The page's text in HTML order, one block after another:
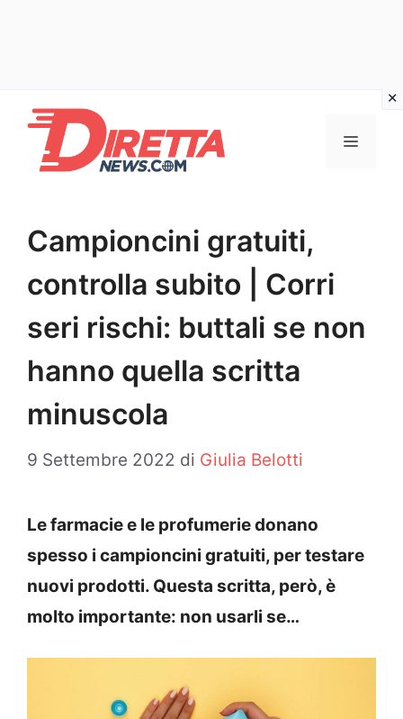
contenuto
Menu
Campioncini gratuiti,
controlla subito | Corri
seri rischi: buttali se non
hanno quella scritta
minuscola
9 Settembre 2022 di Giulia Belotti
Le farmacie e le profumerie donano
spesso i campioncini gratuiti, per testare
nuovi prodotti. Questa scritta, però, è
molto importante: non usarli se…